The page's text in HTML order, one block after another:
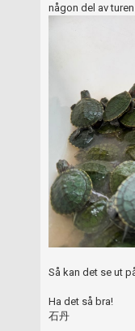
någon del av
Så kan det se ut
Ha det så bra!
石丹